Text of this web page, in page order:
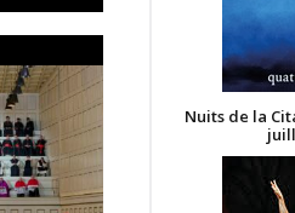
Nuits de la